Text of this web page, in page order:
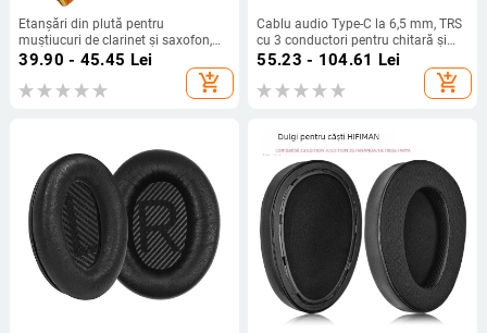
Etanșări din plută pentru
muștiucuri de clarinet și saxofon,
gât curbat, model ND42, pachet 2
39.90 - 45.45 Lei
add_shopping_cart
Cablu audio Type-C la 6,5 mm, TRS
cu 3 conductori pentru chitară și
amplificator, placat cu aur
55.23 - 104.61 Lei
add_shopping_cart